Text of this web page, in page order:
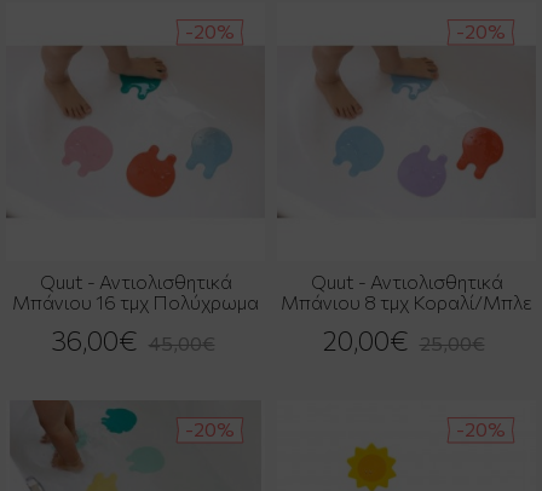
-20%
Quut - Αντιολισθητικά
Μπάνιου 16 τμχ Πολύχρωμα
36,00€ 45,00€
-20%
Quut - Αντιολισθητικά
Μπάνιου 8 τμχ Κοραλί/Μπλε
20,00€ 25,00€
-20% -20%